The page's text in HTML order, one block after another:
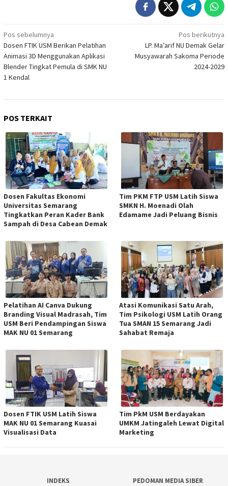
Navigasi
pos
Pos sebelumnya
Dosen FTIK USM Berikan Pelatihan
Animasi 3D Menggunakan Aplikasi
Blender Tingkat Pemula di SMK NU
1 Kendal
Pos berikutnya
LP. Ma’arif NU Demak Gelar
Musyawarah Sakoma Periode
2024-2029
POS TERKAIT
Dosen Fakultas Ekonomi
Universitas Semarang
Tingkatkan Peran Kader Bank
Sampah di Desa Cabean Demak
Tim PKM FTP USM Latih Siswa
SMKN H. Moenadi Olah
Edamame Jadi Peluang Bisnis
Pelatihan AI Canva Dukung
Branding Visual Madrasah, Tim
USM Beri Pendampingan Siswa
MAK NU 01 Semarang
Atasi Komunikasi Satu Arah,
Tim Psikologi USM Latih Orang
Tua SMAN 15 Semarang Jadi
Sahabat Remaja
Dosen FTIK USM Latih Siswa
MAK NU 01 Semarang Kuasai
Visualisasi Data
Tim PkM USM Berdayakan
UMKM Jatingaleh Lewat Digital
Marketing
INDEKS PEDOMAN MEDIA SIBER